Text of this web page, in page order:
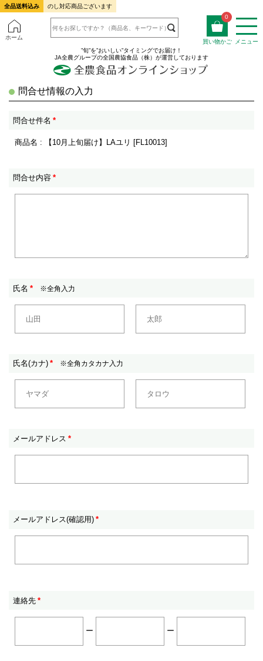
全品送料込み のし対応商品ございます
ホーム
0
買い物かご
メニュー
”旬”を”おいしい”タイミングでお届け！
JA全農グループの全国農協食品（株）が運営しております
問合せ情報の入力
問合せ件名 *
商品名 : 【10月上旬届け】LAユリ [FL10013]
問合せ内容 *
氏名 * ※全角入力
氏名(カナ) * ※全角カタカナ入力
メールアドレス *
メールアドレス(確認用) *
連絡先 *
ー ー